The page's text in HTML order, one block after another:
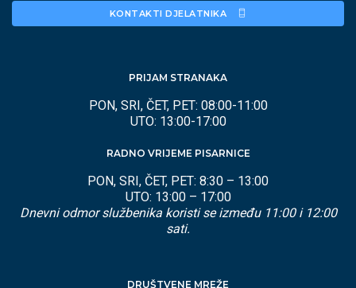
KONTAKTI DJELATNIKA
PRIJAM STRANAKA
PON, SRI, ČET, PET: 08:00-11:00
UTO: 13:00-17:00
RADNO VRIJEME PISARNICE
PON, SRI, ČET, PET: 8:30 – 13:00
UTO: 13:00 – 17:00
Dnevni odmor službenika koristi se između 11:00 i 12:00
sati.
DRUŠTVENE MREŽE